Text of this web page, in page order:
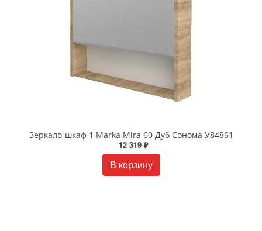
Зеркало-шкаф 1 Marka Mira 60 Дуб Сонома У84861
12 319 ₽
В корзину